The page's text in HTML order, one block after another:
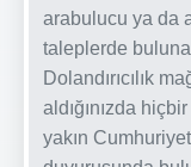
arabulucu ya da
taleplerde
Dolandırıcılık
aldığınızda
yakın